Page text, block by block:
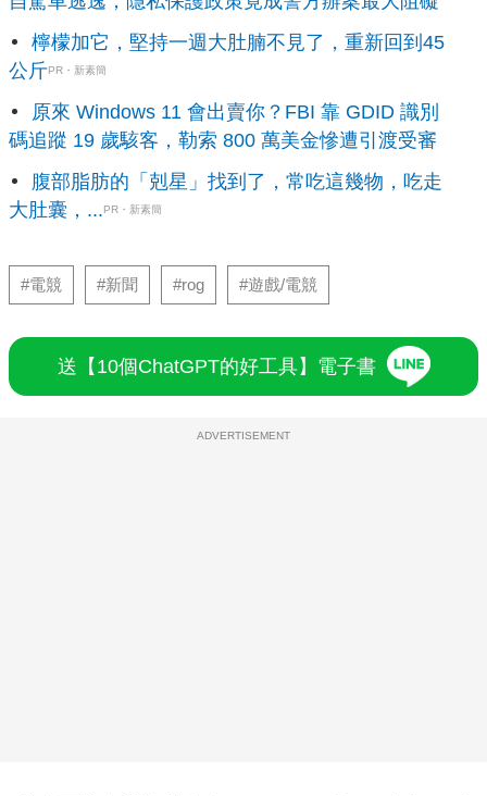
檸檬加它，堅持一週大肚腩不見了，重新回到45
公斤PR・新素簡
原來 Windows 11 會出賣你？FBI 靠 GDID 識別
碼追蹤 19 歲駭客，勒索 800 萬美金慘遭引渡受審
腹部脂肪的「剋星」找到了，常吃這幾物，吃走
大肚囊，...PR・新素簡
#電競 #新聞 #rog #遊戲/電競
送【10個ChatGPT的好工具】電子書
ADVERTISEMENT